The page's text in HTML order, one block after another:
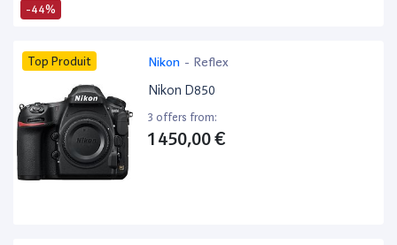
-44%
Top Produit Nikon - Reflex
Nikon D850
3 offers from:
1 450,00 €